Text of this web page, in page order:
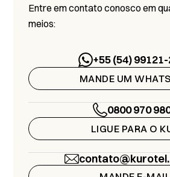
Entre em contato conosco em
meios:
+55 (54)
MANDE UM
0800 970
LIGUE PARA O